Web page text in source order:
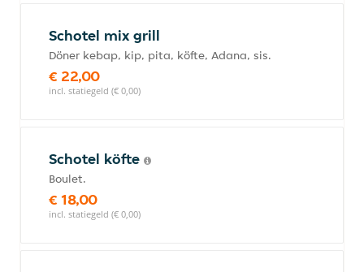
Schotel mix grill
Döner kebap, kip, pita, köfte, Adana, sis.
€ 22,00
incl. statiegeld (€ 0,00)
Schotel köfte
Boulet.
€ 18,00
incl. statiegeld (€ 0,00)